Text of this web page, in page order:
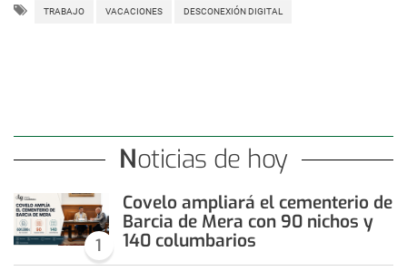
TRABAJO VACACIONES DESCONEXIÓN DIGITAL
Noticias de hoy
1
Covelo ampliará el cementerio de
Barcia de Mera con 90 nichos y
140 columbarios